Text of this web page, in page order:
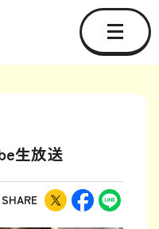
生放送
SHARE